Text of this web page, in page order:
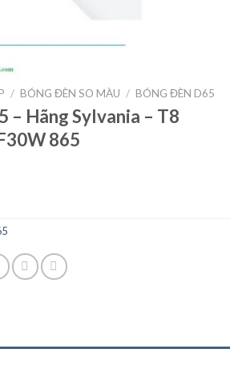
/ BÓNG ĐÈN SO MÀU / BÓNG ĐÈN D65
– Hãng Sylvania – T8
865